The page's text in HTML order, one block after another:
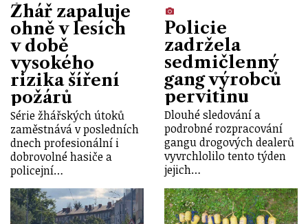
Žhář zapaluje
ohně v lesích
v době
vysokého
rizika šíření
požárů
Série žhářských útoků
zaměstnává v posledních
dnech profesionální i
dobrovolné hasiče a
policejní…
Policie
zadržela
sedmičlenný
gang výrobců
pervitinu
Dlouhé sledování a
podrobné rozpracování
gangu drogových dealerů
vyvrchlolilo tento týden
jejich…